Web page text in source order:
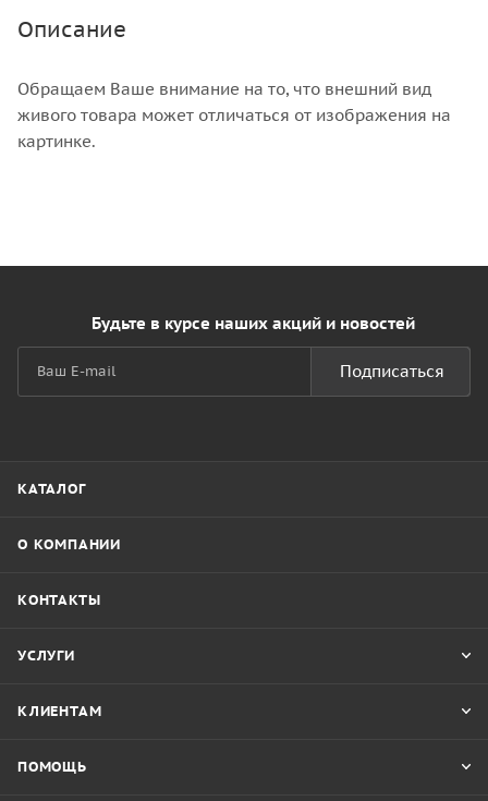
Описание
Обращаем Ваше внимание на то, что внешний вид
живого товара может отличаться от изображения на
картинке.
Будьте в курсе наших акций и новостей
Подписаться
КАТАЛОГ
О КОМПАНИИ
КОНТАКТЫ
УСЛУГИ
КЛИЕНТАМ
ПОМОЩЬ